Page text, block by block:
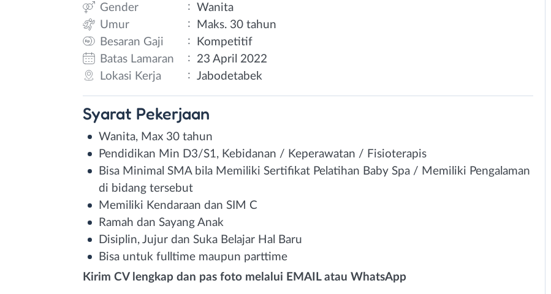
Gender
: Wanita
Umur
:
Maks. 30 tahun
Besaran Gaji
:
Kompetitif
Batas Lamaran
:
23 April 2022
Lokasi Kerja
: Jabodetabek
Syarat Pekerjaan
Wanita, Max 30 tahun
Pendidikan Min D3/S1, Kebidanan / Keperawatan / Fisioterapis
Bisa Minimal SMA bila Memiliki Sertifikat Pelatihan Baby Spa / Memiliki Pengalaman
di bidang tersebut
Memiliki Kendaraan dan SIM C
Ramah dan Sayang Anak
Disiplin, Jujur dan Suka Belajar Hal Baru
Bisa untuk fulltime maupun parttime
Kirim CV lengkap dan pas foto melalui EMAIL atau WhatsApp